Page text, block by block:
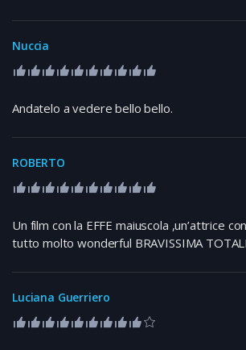
Nuccia
Andatelo a vedere bello bello.
ROBERTO
Un film con la EFFE maiuscola ,un’attrice
tutto molto wonderful BRAVISSIMA
Luciana Guerriero